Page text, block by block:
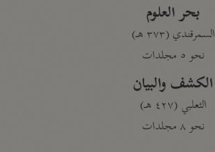
بحر العلوم
السمرقندي (٣٧٣ هـ)
نحو ٥ مجلدات
الكشف والبيان
الثعلبي (٤٢٧ هـ)
نحو ٨ مجلدات